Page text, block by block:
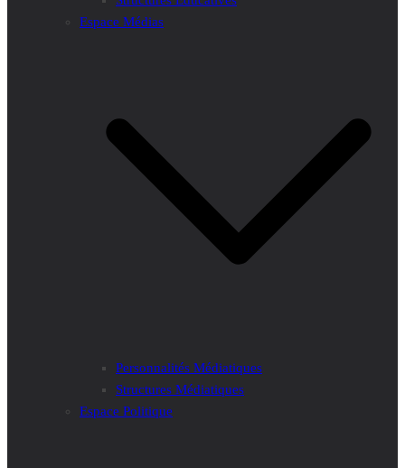
Espace Médias
Personnalités Médiatiques
Structures Médiatiques
Espace Politique